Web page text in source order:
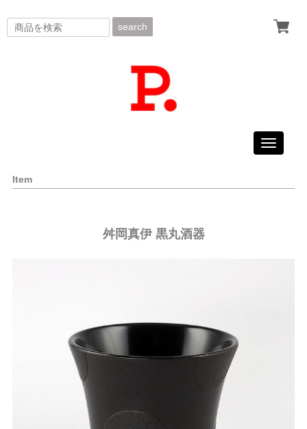
search
Toggle
Item
舛岡真伊 黒丸酒器